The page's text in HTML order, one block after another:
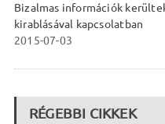
Bizalmas információk
kirablásával kapcsolatban
2015-07-03
RÉGEBBI CIKKEK